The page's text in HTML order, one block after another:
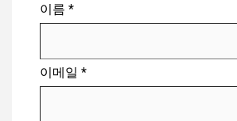
이름 *
이메일 *